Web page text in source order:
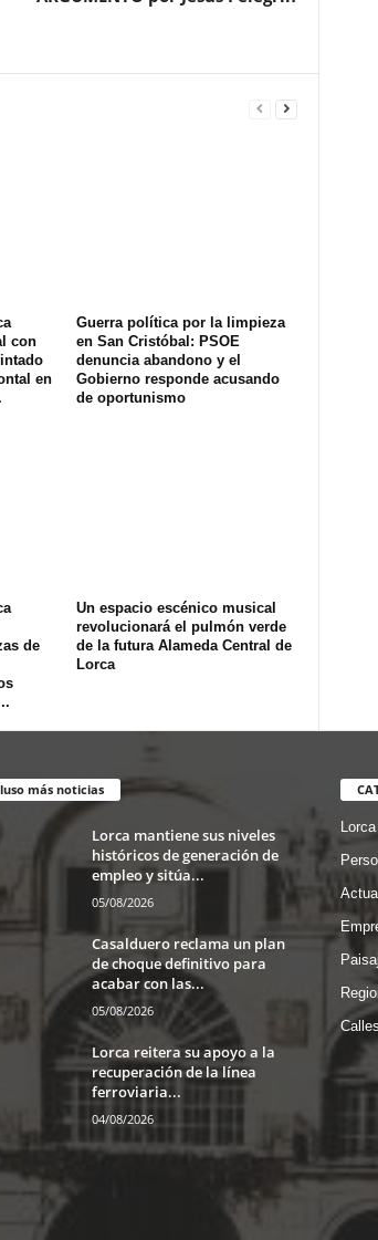
con
en
Guerra política por la limpieza
en San Cristóbal: PSOE
denuncia abandono y el
Gobierno responde acusando
de oportunismo
de
Un espacio escénico musical
revolucionará el pulmón verde
de la futura Alameda Central de
Lorca
más noticias
Lorca mantiene sus niveles
históricos de generación de
empleo y sitúa...
05/08/2026
Casalduero reclama un plan
de choque definitivo para
acabar con las...
05/08/2026
Lorca reitera su apoyo a la
recuperación de la línea
ferroviaria...
04/08/2026
Lorca